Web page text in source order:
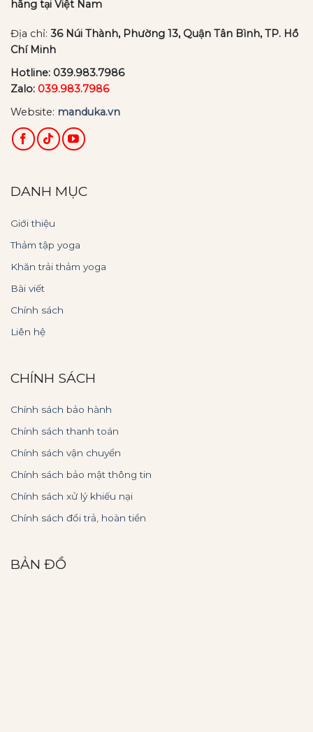
hãng tại Việt Nam
Địa chỉ: 36 Núi Thành, Phường 13, Quận Tân Bình, TP. Hồ
Chí Minh
Hotline: 039.983.7986
Zalo: 039.983.7986
Website: manduka.vn
DANH MỤC
Giới thiệu
Thảm tập yoga
Khăn trải thảm yoga
Bài viết
Chính sách
Liên hệ
CHÍNH SÁCH
Chính sách bảo hành
Chính sách thanh toán
Chính sách vận chuyển
Chính sách bảo mật thông tin
Chính sách xử lý khiếu nại
Chính sách đổi trả, hoàn tiền
BẢN ĐỒ